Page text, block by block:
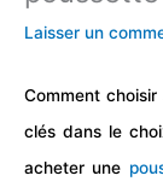
Laisser un
Comment choisir
clés dans le
acheter une